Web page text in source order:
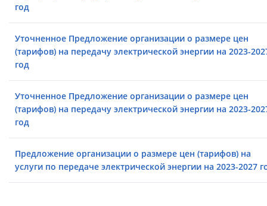
год
Уточненное Предложение организации о размере цен
(тарифов) на передачу электрической энергии на 2023-
год
Уточненное Предложение организации о размере цен
(тарифов) на передачу электрической энергии на 2023-
год
Предложение организации о размере цен (тарифов) на
услуги по передаче электрической энергии на 2023-2027